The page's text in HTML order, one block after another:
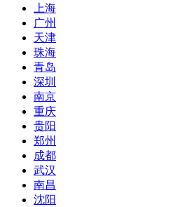
上海
广州
天津
珠海
青岛
深圳
南京
重庆
贵阳
郑州
成都
武汉
南昌
沈阳